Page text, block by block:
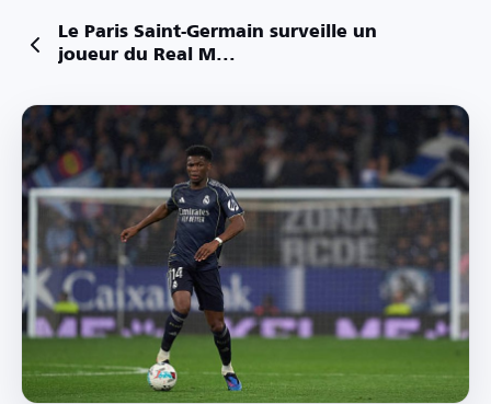
Le Paris Saint-Germain surveille un
joueur du Real M...